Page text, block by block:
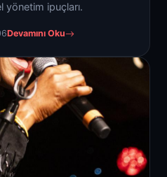
ipuçları.
Devamını Oku